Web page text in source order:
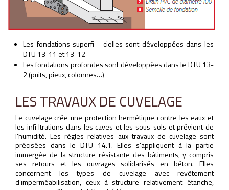
Les fondations superfi - cielles sont développées dans les
DTU 13-11 et 13-12
Les fondations profondes sont développées dans le DTU 13-
2 (puits, pieux, colonnes…)
LES TRAVAUX DE CUVELAGE
Le cuvelage crée une protection hermétique contre les eaux et
les infi ltrations dans les caves et les sous-sols et prévient de
l’humidité. Les règles relatives aux travaux de cuvelage sont
précisées dans le DTU 14.1. Elles s’appliquent à la partie
immergée de la structure résistante des bâtiments, y compris
ses retours et les ouvrages solidarisés en béton. Elles
concernent les types de cuvelage avec revêtement
d’imperméabilisation, ceux à structure relativement étanche,